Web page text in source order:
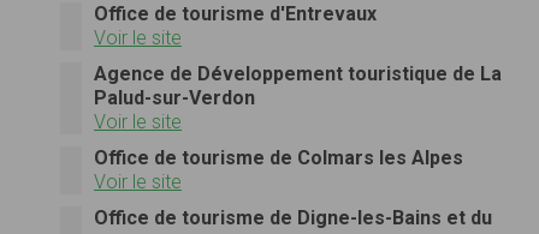
Office de tourisme d'Entrevaux
Voir le site
Agence de Développement touristique de La
Palud-sur-Verdon
Voir le site
Office de tourisme de Colmars les Alpes
Voir le site
Office de tourisme de Digne-les-Bains et du